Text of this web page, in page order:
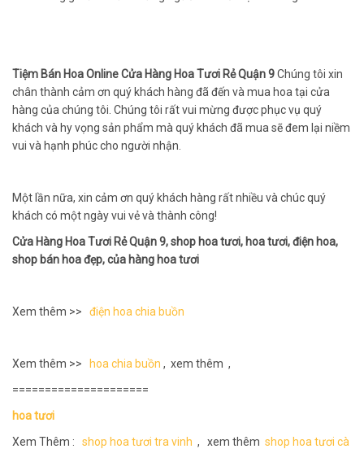
Tiệm Bán Hoa Online Cửa Hàng Hoa Tươi Rẻ Quận 9Chúng tôi xin
chân thành cảm ơn quý khách hàng đã đến và mua hoa tại cửa
hàng của chúng tôi. Chúng tôi rất vui mừng được phục vụ quý
khách và hy vọng sản phẩm mà quý khách đã mua sẽ đem lại niềm
vui và hạnh phúc cho người nhận.
Một lần nữa, xin cảm ơn quý khách hàng rất nhiều và chúc quý
khách có một ngày vui vẻ và thành công!
Cửa Hàng Hoa Tươi Rẻ Quận 9, shop hoa tươi, hoa tươi, điện hoa,
shop bán hoa đẹp, của hàng hoa tươi
Xem thêm >> điện hoa chia buồn
Xem thêm >> hoa chia buồn , xem thêm ,
=====================
hoa tươi
Xem Thêm : shop hoa tươi tra vinh , xem thêm shop hoa tươi cà